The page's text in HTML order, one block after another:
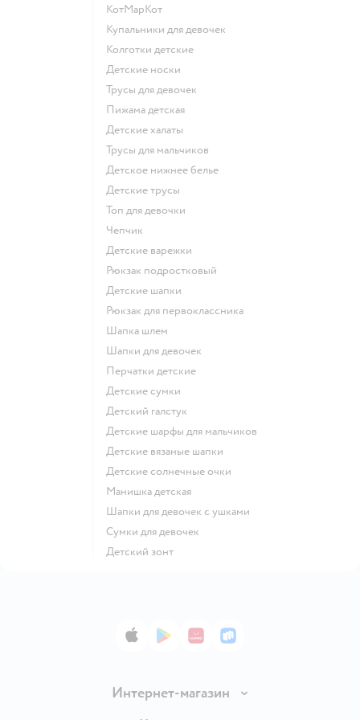
КотМарКот
Купальники для девочек
Колготки детские
Детские носки
Трусы для девочек
Пижама детская
Детские халаты
Трусы для мальчиков
Детское нижнее белье
Детские трусы
Топ для девочки
Чепчик
Детские варежки
Рюкзак подростковый
Детские шапки
Рюкзак для первоклассника
Шапка шлем
Шапки для девочек
Перчатки детские
Детские сумки
Детский галстук
Детские шарфы для мальчиков
Детские вязаные шапки
Детские солнечные очки
Манишка детская
Шапки для девочек с ушками
Сумки для девочек
Детский зонт
App StoreGoogle Play
AppGallery
RuStore
Интернет-магазин